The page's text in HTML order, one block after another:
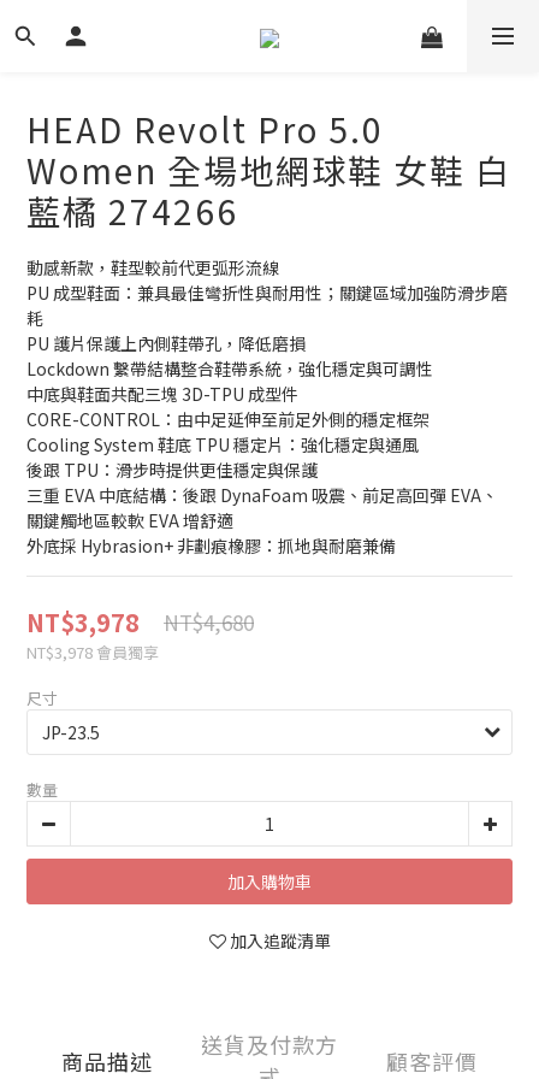
HEAD Revolt Pro 5.0
Women 全場地網球鞋 女鞋 白
藍橘 274266
動感新款，鞋型較前代更弧形流線
PU 成型鞋面：兼具最佳彎折性與耐用性；關鍵區域加強防滑步磨
耗
PU 護片保護上內側鞋帶孔，降低磨損
Lockdown 繫帶結構整合鞋帶系統，強化穩定與可調性
中底與鞋面共配三塊 3D-TPU 成型件
CORE-CONTROL：由中足延伸至前足外側的穩定框架
Cooling System 鞋底 TPU 穩定片：強化穩定與通風
後跟 TPU：滑步時提供更佳穩定與保護
三重 EVA 中底結構：後跟 DynaFoam 吸震、前足高回彈 EVA、
關鍵觸地區較軟 EVA 增舒適
外底採 Hybrasion+ 非劃痕橡膠：抓地與耐磨兼備
NT$3,978 NT$4,680
NT$3,978 會員獨享
尺寸
數量
加入購物車
加入追蹤清單
商品描述
送貨及付款方
顧客評價